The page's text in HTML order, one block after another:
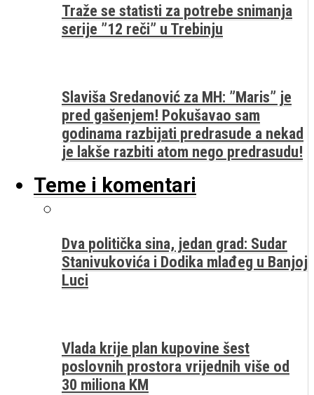
Traže se statisti za potrebe snimanja
serije ”12 reči” u Trebinju
Slaviša Sredanović za MH: ”Maris” je
pred gašenjem! Pokušavao sam
godinama razbijati predrasude a nekad
je lakše razbiti atom nego predrasudu!
Teme i komentari
Dva politička sina, jedan grad: Sudar
Stanivukovića i Dodika mlađeg u Banjoj
Luci
Vlada krije plan kupovine šest
poslovnih prostora vrijednih više od
30 miliona KM